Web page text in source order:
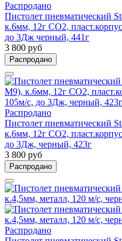
Распродано
Пистолет пневматический
к.6мм, 12г CO2,
до 3Дж черный, 441г
3 800 руб
Распродано
Распродано
Пистолет пневматический
к.6мм, 12г CO2,
до 3Дж, черный, 423г
3 800 руб
Распродано
Распродано